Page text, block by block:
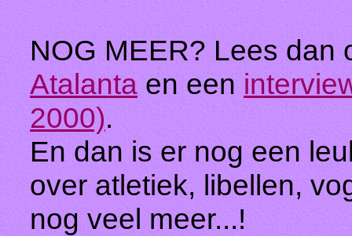
NOG MEER? Lees dan
Atalanta en een
2000).
En dan is er nog een
over atletiek, libellen,
nog veel meer...!